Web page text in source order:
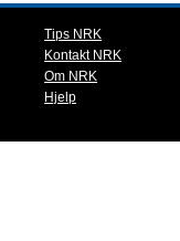
Tips NRK
Kontakt NRK
Om NRK
Hjelp